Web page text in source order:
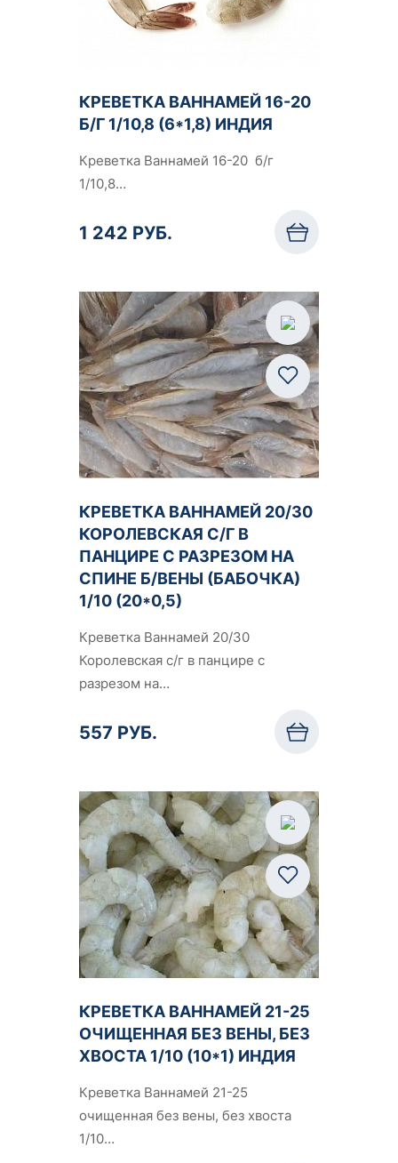
КРЕВЕТКА ВАННАМЕЙ 16-20
Б/Г 1/10,8 (6*1,8) ИНДИЯ
Креветка Ваннамей 16-20 б/г
1/10,8…
1 242 РУБ.
КРЕВЕТКА ВАННАМЕЙ 20/30
КОРОЛЕВСКАЯ С/Г В
ПАНЦИРЕ С РАЗРЕЗОМ НА
СПИНЕ Б/ВЕНЫ (БАБОЧКА)
1/10 (20*0,5)
Креветка Ваннамей 20/30
Королевская с/г в панцире с
разрезом на…
557 РУБ.
КРЕВЕТКА ВАННАМЕЙ 21-25
ОЧИЩЕННАЯ БЕЗ ВЕНЫ, БЕЗ
ХВОСТА 1/10 (10*1) ИНДИЯ
Креветка Ваннамей 21-25
очищенная без вены, без хвоста
1/10…